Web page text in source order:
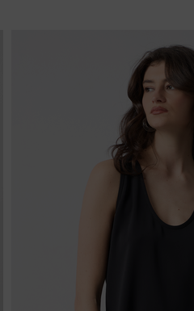
στη λίστα αγαπημένων